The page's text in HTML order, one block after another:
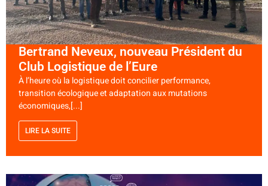
Bertrand Neveux, nouveau Président du
Club Logistique de l’Eure
À l’heure où la logistique doit concilier performance,
transition écologique et adaptation aux mutations
économiques,[...]
LIRE LA SUITE